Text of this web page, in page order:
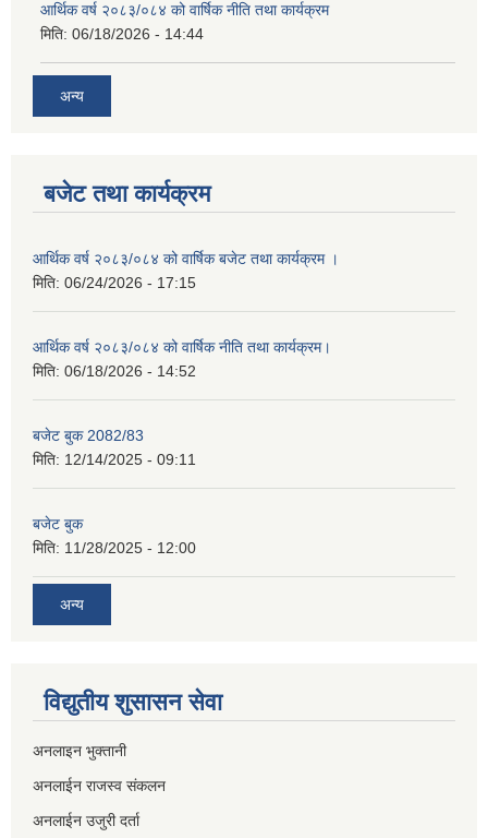
आर्थिक वर्ष २०८३/०८४ को वार्षिक नीति तथा कार्यक्रम
मिति: 06/18/2026 - 14:44
अन्य
बजेट तथा कार्यक्रम
आर्थिक वर्ष २०८३/०८४ को वार्षिक बजेट तथा कार्यक्रम ।
मिति: 06/24/2026 - 17:15
आर्थिक वर्ष २०८३/०८४ को वार्षिक नीति तथा कार्यक्रम।
मिति: 06/18/2026 - 14:52
बजेट बुक 2082/83
मिति: 12/14/2025 - 09:11
बजेट बुक
मिति: 11/28/2025 - 12:00
अन्य
विद्युतीय शुसासन सेवा
अनलाइन भुक्तानी
अनलाईन राजस्व संकलन
अनलाईन उजुरी दर्ता